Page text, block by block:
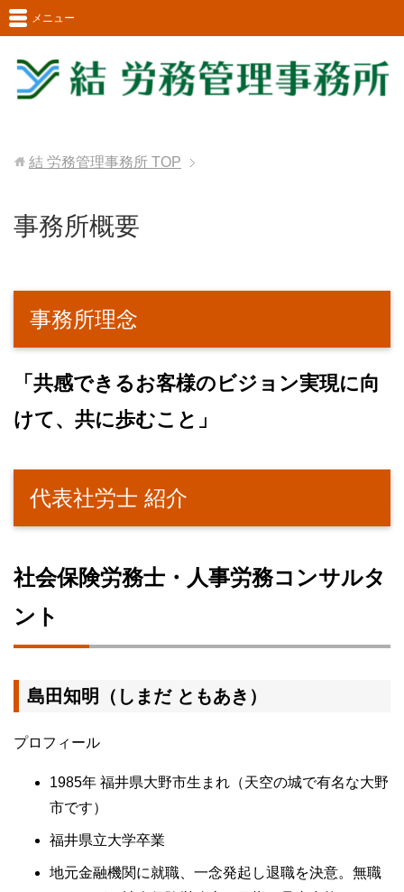
メニュー
結 労務管理事務所 TOP
事務所概要
事務所理念
「共感できるお客様のビジョン実現に向
けて、共に歩むこと」
代表社労士 紹介
社会保険労務士・人事労務コンサルタ
ント
島田知明（しまだ ともあき）
プロフィール
1985年 福井県大野市生まれ（天空の城で有名な大野
市です）
福井県立大学卒業
地元金融機関に就職、一念発起し退職を決意。無職